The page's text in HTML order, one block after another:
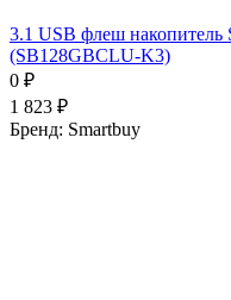
3.1 USB флеш
(SB128GBCLU-K3)
0 ₽
1 823 ₽
Бренд: Smartbuy